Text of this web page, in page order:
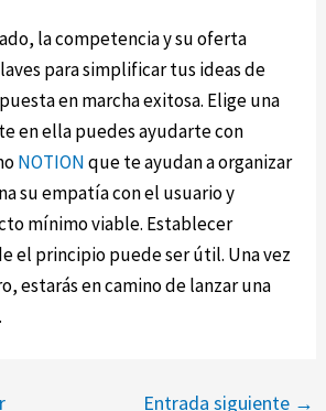
la competencia y su oferta
para simplificar tus ideas de
en marcha exitosa. Elige una
en ella puedes ayudarte con
NOTIONque te ayudan a organizar
su empatía con el usuario y
mínimo viable. Establecer
el principio puede ser útil. Una vez
estarás en camino de lanzar una
Entrada siguiente →